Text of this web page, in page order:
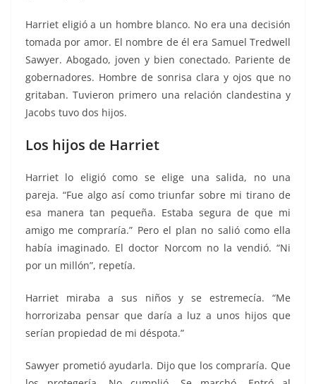
Harriet eligió a un hombre blanco. No era una decisión
tomada por amor. El nombre de él era Samuel Tredwell
Sawyer. Abogado, joven y bien conectado. Pariente de
gobernadores. Hombre de sonrisa clara y ojos que no
gritaban. Tuvieron primero una relación clandestina y
Jacobs tuvo dos hijos.
Los hijos de Harriet
Harriet lo eligió como se elige una salida, no una
pareja. “Fue algo así como triunfar sobre mi tirano de
esa manera tan pequeña. Estaba segura de que mi
amigo me compraría.” Pero el plan no salió como ella
había imaginado. El doctor Norcom no la vendió. “Ni
por un millón”, repetía.
Harriet miraba a sus niños y se estremecía. “Me
horrorizaba pensar que daría a luz a unos hijos que
serían propiedad de mi déspota.”
Sawyer prometió ayudarla. Dijo que los compraría. Que